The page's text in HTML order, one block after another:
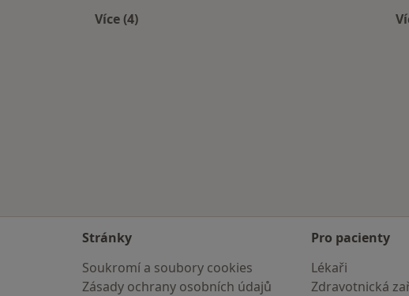
Více (4)
Stránky
Soukromí a soubory cookies
Zásady ochrany osobních údajů
Pro pacienty
Lékaři
Zdravotnická